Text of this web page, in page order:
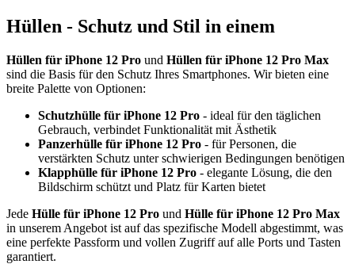
Hüllen - Schutz und Stil in einem
Hüllen für iPhone 12 Pro und Hüllen für iPhone 12 Pro Max
sind die Basis für den Schutz Ihres Smartphones. Wir bieten eine
breite Palette von Optionen:
Schutzhülle für iPhone 12 Pro - ideal für den täglichen
Gebrauch, verbindet Funktionalität mit Ästhetik
Panzerhülle für iPhone 12 Pro - für Personen, die
verstärkten Schutz unter schwierigen Bedingungen benötigen
Klapphülle für iPhone 12 Pro - elegante Lösung, die den
Bildschirm schützt und Platz für Karten bietet
Jede Hülle für iPhone 12 Pro und Hülle für iPhone 12 Pro Max
in unserem Angebot ist auf das spezifische Modell abgestimmt, was
eine perfekte Passform und vollen Zugriff auf alle Ports und Tasten
garantiert.